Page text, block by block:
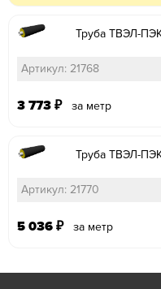
Труба ТВЭЛ-
Артикул: 21768
3 773 ₽ за метр
Труба ТВЭЛ-
Артикул: 21770
5 036 ₽ за метр